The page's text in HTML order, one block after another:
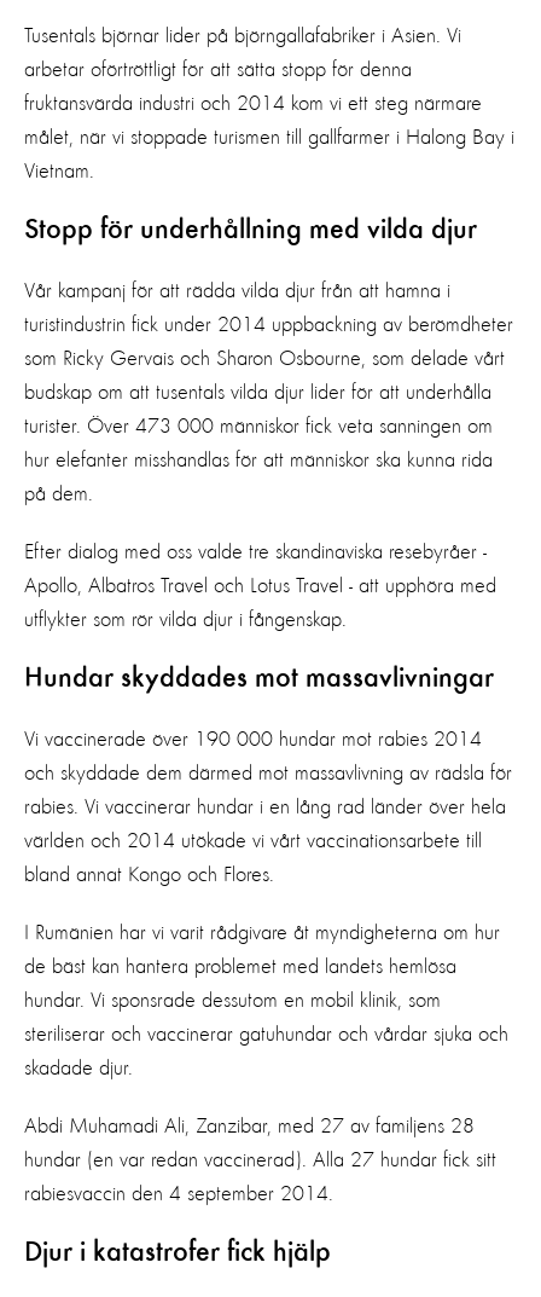
Tusentals björnar lider på björngallafabriker i Asien. Vi
arbetar oförtröttligt för att sätta stopp för denna
fruktansvärda industri och 2014 kom vi ett steg närmare
målet, när vi stoppade turismen till gallfarmer i Halong Bay i
Vietnam.
Stopp för underhållning med vilda djur
Vår kampanj för att rädda vilda djur från att hamna i
turistindustrin fick under 2014 uppbackning av berömdheter
som Ricky Gervais och Sharon Osbourne, som delade vårt
budskap om att tusentals vilda djur lider för att underhålla
turister. Över 473 000 människor fick veta sanningen om
hur elefanter misshandlas för att människor ska kunna rida
på dem.
Efter dialog med oss valde tre skandinaviska resebyråer -
Apollo, Albatros Travel och Lotus Travel - att upphöra med
utflykter som rör vilda djur i fångenskap.
Hundar skyddades mot massavlivningar
Vi vaccinerade över 190 000 hundar mot rabies 2014
och skyddade dem därmed mot massavlivning av rädsla för
rabies. Vi vaccinerar hundar i en lång rad länder över hela
världen och 2014 utökade vi vårt vaccinationsarbete till
bland annat Kongo och Flores.
I Rumänien har vi varit rådgivare åt myndigheterna om hur
de bäst kan hantera problemet med landets hemlösa
hundar. Vi sponsrade dessutom en mobil klinik, som
steriliserar och vaccinerar gatuhundar och vårdar sjuka och
skadade djur.
Abdi Muhamadi Ali, Zanzibar, med 27 av familjens 28
hundar (en var redan vaccinerad). Alla 27 hundar fick sitt
rabiesvaccin den 4 september 2014.
Djur i katastrofer fick hjälp